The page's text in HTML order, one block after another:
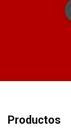
Productos